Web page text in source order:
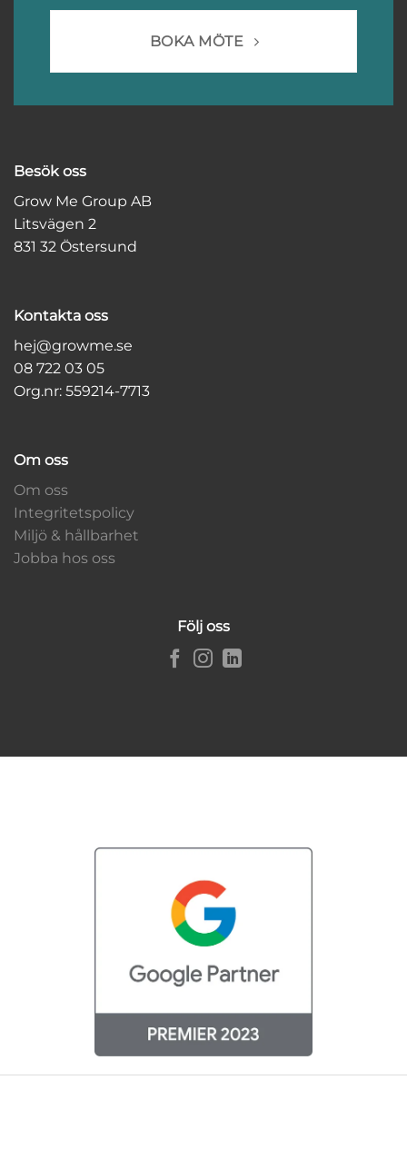
BOKA MÖTE
Besök oss
Grow Me Group AB
Litsvägen 2
831 32 Östersund
Kontakta oss
hej@growme.se
08 722 03 05
Org.nr: 559214-7713
Om oss
Om oss
Integritetspolicy
Miljö & hållbarhet
Jobba hos oss
Följ oss